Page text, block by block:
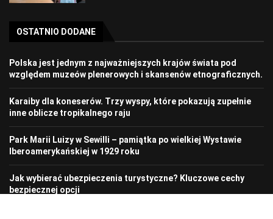
OSTATNIO DODANE
Polska jest jednym z najważniejszych krajów świata pod
względem muzeów plenerowych i skansenów etnograficznych.
Karaiby dla koneserów. Trzy wyspy, które pokazują zupełnie
inne oblicze tropikalnego raju
Park Marii Luizy w Sewilli – pamiątka po wielkiej Wystawie
Iberoamerykańskiej w 1929 roku
Jak wybierać ubezpieczenia turystyczne? Kluczowe cechy
bezpiecznej opcji